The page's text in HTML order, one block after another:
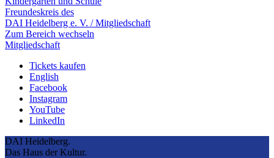
Freundeskreis des
DAI Heidelberg e. V. / Mitgliedschaft
Zum Bereich wechseln
Mitgliedschaft
Tickets kaufen
English
Facebook
Instagram
YouTube
LinkedIn
DAI Heidelberg.
Das Haus der Kultur.